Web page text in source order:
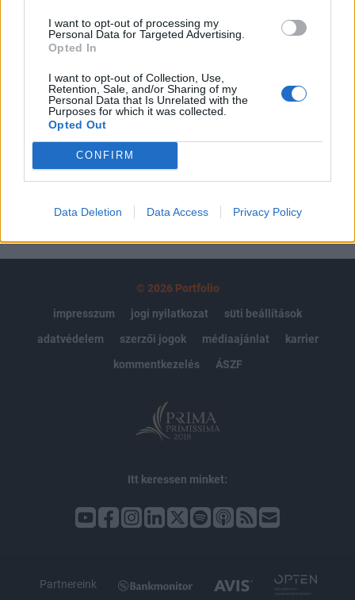
I want to opt-out of processing my
Personal Data for Targeted Advertising.
Opted In
I want to opt-out of Collection, Use,
Retention, Sale, and/or Sharing of my
Personal Data that Is Unrelated with the
Purposes for which it was collected.
Opted Out
CONFIRM
Data Deletion Data Access Privacy Policy
Portfolio.hu teljes cikkarchívum
Kötéslisták: BÉT elmúlt 2 év napon belüli
Előfizetés
MÁR ELŐFIZETŐNK VAGY?
© 2026 Portfolio
impresszum
jogi nyilatkozat
süti beállítások
adatvédelem
szerzői jogok médiaajánlat
karrier
kommentkezelés
ÁSZF
Itt keressen minket:
Partnereink